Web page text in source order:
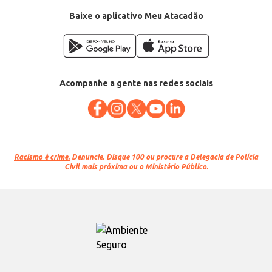
EAN: 7898432440395Baixe o aplicativo Meu Atacadão
Acompanhe a gente nas redes sociais
Racismo é crime. Denuncie. Disque 100 ou procure a Delegacia de Polícia
Civil mais próxima ou o Ministério Público.